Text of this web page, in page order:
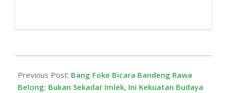
02-
03
Previous Post: Bang Foke Bicara Bandeng Rawa
Belong: Bukan Sekadar Imlek, Ini Kekuatan Budaya